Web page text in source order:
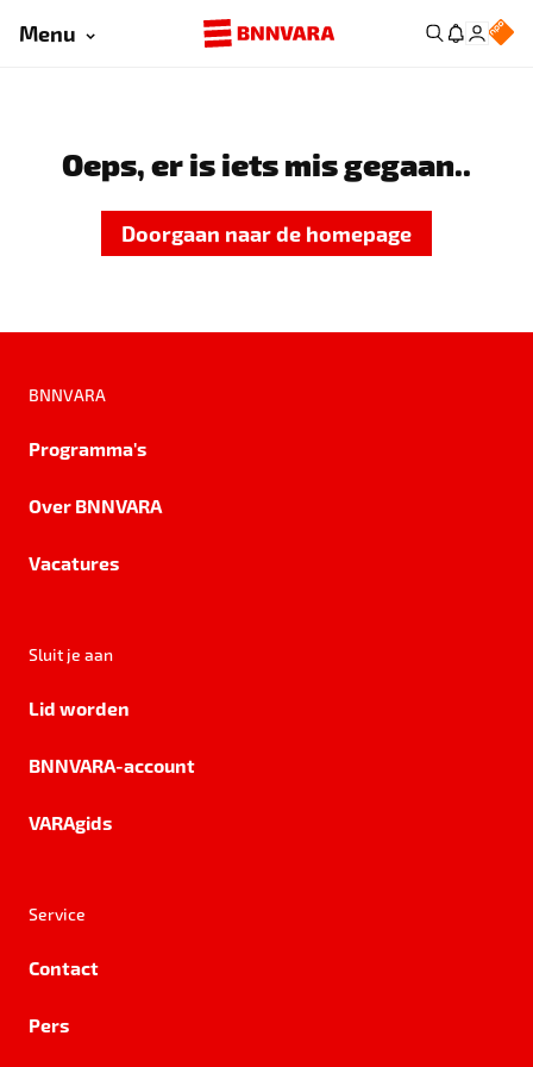
Menu
Oeps, er is iets mis gegaan..
Doorgaan naar de homepage
BNNVARA
Programma's
Over BNNVARA
Vacatures
Sluit je aan
Lid worden
BNNVARA-account
VARAgids
Service
Contact
Pers